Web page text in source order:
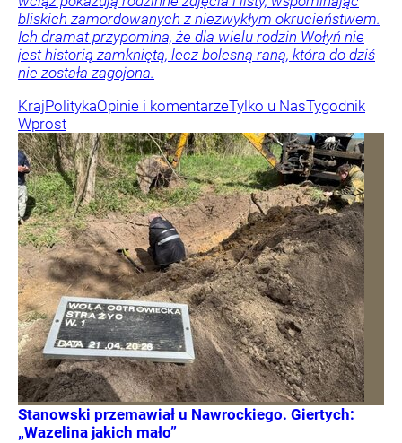
bliskich zamordowanych z niezwykłym okrucieństwem.
Ich dramat przypomina, że dla wielu rodzin Wołyń nie
jest historią zamkniętą, lecz bolesną raną, która do dziś
nie została zagojona.
KrajPolitykaOpinie i komentarzeTylko u NasTygodnik
Wprost
Stanowski przemawiał u Nawrockiego. Giertych:
„Wazelina jakich mało”